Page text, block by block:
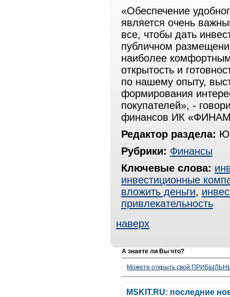
«Обеспечение
является очень
все, чтобы дать
публичном
наиболее
открытость и
по нашему опыту,
формирования
покупателей», -
финансов ИК
Редактор раздела:
Рубрики: Финансы
Ключевые слова:
инвестиционные
вложить деньги,
привлекательность
наверх
А знаете ли Вы что?
Можете открыть свой
MSKIT.RU: последние